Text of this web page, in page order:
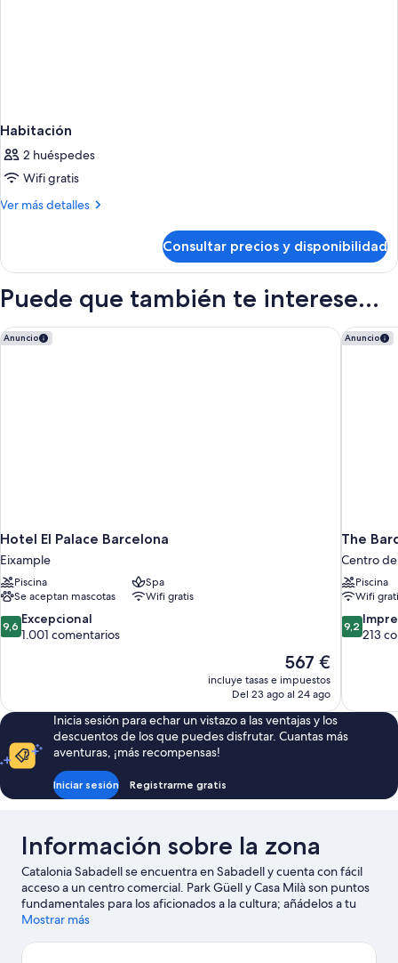
Habitación
2 huéspedes
Wifi gratis
Ver más detalles
Más
Consultar precios y disponibilidad
Puede que también te interese...
Anuncio
Hotel El Palace Barcelona
Eixample
Piscina
Spa
Se aceptan mascotas
Wifi gratis
9.6
sobre
9,6 Excepcional
1.001 comentarios
El
precio
actual
de
567 €
567 €
incluye tasas e impuestos
Del 23 ago al 24 ago
Hotel El Palace Barcelona Anuncio
The
Centro
Piscina
Wifi
9.2
sobre
9,2
213
The
Inicia sesión para echar un vistazo a las ventajas y los
descuentos de los que puedes disfrutar. Cuantas más
aventuras, ¡más recompensas!
Iniciar sesión Registrarme gratis
Información sobre la zona
Catalonia Sabadell se encuentra en Sabadell y cuenta con fácil
acceso a un centro comercial. Park Güell y Casa Milà son puntos
fundamentales para los aficionados a la cultura; añádelos a tu
itinerario junto con Catedral de Barcelona y Casa Batlló. ¿Te
calendario de Camp Nou o Circuito de Cataluña.
Mostrar más